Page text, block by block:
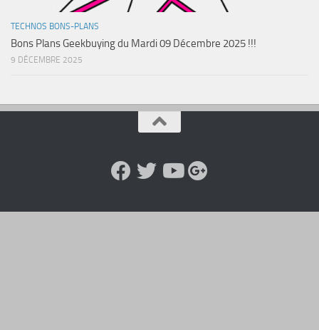
TECHNOS BONS-PLANS
Bons Plans Geekbuying du Mardi 09 Décembre 2025 !!!
9 DÉCEMBRE 2025